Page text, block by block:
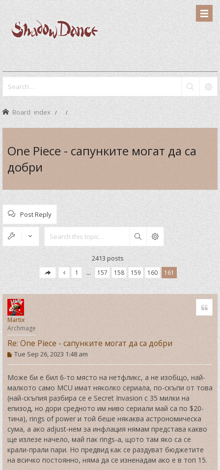
Board index
One Piece - сапунките могат да са
добри
Post Reply
Search
2413 posts
1 … 157 158 159 160 161
Martix
Archmage
Re: One Piece - сапунките могат да са добри
P
o
s
t
Tue Sep 26, 2023 1:48 am
Може би е бил 6-то място на нетфликс, а не изобщо, най-
малкото само MCU имат няколко сериала, по-скъпи от това
(най-скъпия разбира се е Secret Invasion с 35 милки на
епизод, но дори средното им ниво сериали май са по $20-
тина), rings of power и той беше някаква астрономическа
сума, а ако adjust-нем за инфлация нямам представа какво
ще излезе начело, май пак rings-а, щото там яко са се
крали-прали пари. Но предвид как се раздуват бюджетите
на всичко постоянно, няма да се изненадам ако е в топ 15.